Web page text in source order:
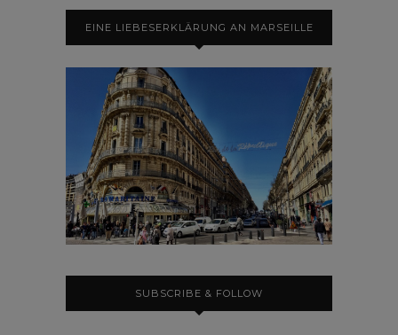
EINE LIEBESERKLÄRUNG AN MARSEILLE
SUBSCRIBE & FOLLOW